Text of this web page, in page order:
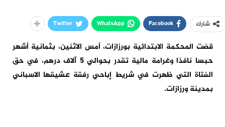
شارك Facebook
WhatsApp
Twitter
قضت المحكمة الابتدائية بورزازات، أمس الاثنين، بثمانية أشهر
حبسا نافذا وغرامة مالية تقدر بحوالي 5 آلاف درهم، في حق
الفتاة التي ظهرت في شريط إباحي رفقة عشيقها الاسباني
بمدينة ورزازات.